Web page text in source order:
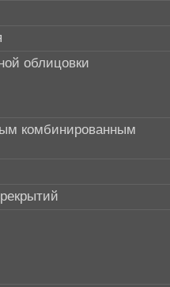
облицовки
комбинированным